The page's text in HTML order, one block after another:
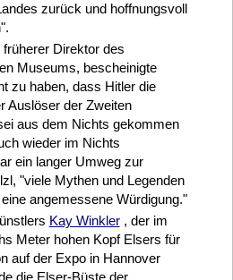
zurück und hoffnungsvoll
Direktor des
Museums, bescheinigte
zu haben, dass Hitler die
Auslöser der Zweiten
aus dem Nichts gekommen
wieder im Nichts
ein langer Umweg zur
"viele Mythen und Legenden
angemessene Würdigung."
Kay Winkler, der im
Meter hohen Kopf Elsers für
auf der Expo in Hannover